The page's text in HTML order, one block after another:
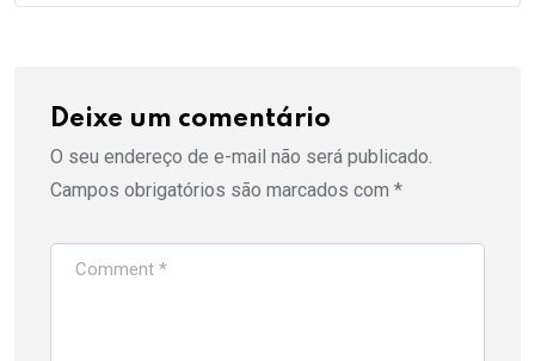
Deixe um comentário
O seu endereço de e-mail não será publicado.
Campos obrigatórios são marcados com *